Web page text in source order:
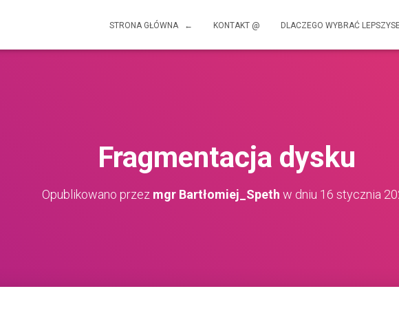
STRONA GŁÓWNA ← KONTAKT @ DLACZEGO WYBRAĆ
Fragmentacja dysku
Opublikowano przez mgr Bartłomiej_Speth w dniu 16 stycznia